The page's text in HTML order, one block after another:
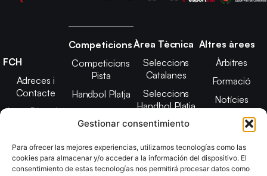
Gestionar consentimiento
Para ofrecer las mejores experiencias, utilizamos tecnologías como las
cookies para almacenar y/o acceder a la información del dispositivo. El
consentimiento de estas tecnologías nos permitirá procesar datos como
FCH
Adreces i
Contacte
Junta Directiva
2025
Estatuts
Competicions
Competicions
Pista
Handbol Platja
Àrea Tècnica
Seleccions
Catalanes
Seleccions
Handbol Platja
Tecnificació
CATH
Altres àrees
Àrbitres
Formació
Notícies
Adreces de
contacte